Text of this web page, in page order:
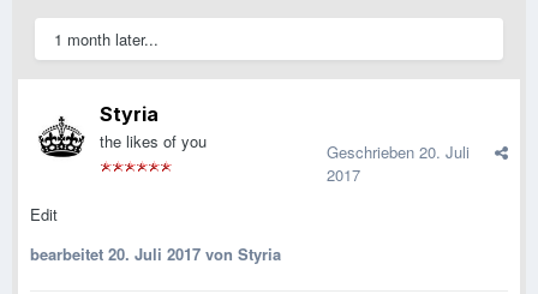
1 month later...
Styria
the likes of you Geschrieben 20. Juli
2017
Edit
bearbeitet 20. Juli 2017 von Styria